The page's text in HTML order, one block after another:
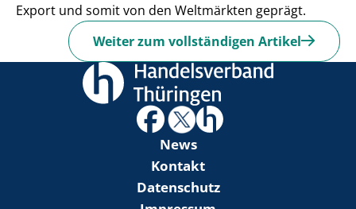
Export und somit von den Weltmärkten geprägt.
Weiter zum vollständigen Artikel
News
Kontakt
Datenschutz